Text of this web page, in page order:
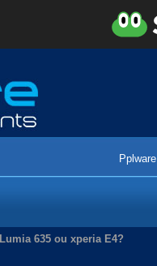
Pplware
Lumia 635 ou xperia E4?